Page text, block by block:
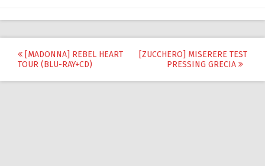
Post
navigation
[MADONNA] REBEL HEART
TOUR (BLU-RAY+CD)
[ZUCCHERO] MISERERE TEST
PRESSING GRECIA